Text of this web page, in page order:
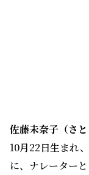
した。そのほか
△SEASON2」巫